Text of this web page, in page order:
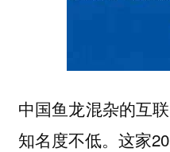
中国鱼龙混杂的互
知名度不低。这家